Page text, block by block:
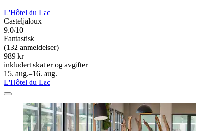
L'Hôtel du Lac
Casteljaloux
9,0/10
Fantastisk
(132 anmeldelser)
989 kr
inkludert skatter og avgifter
15. aug.–16. aug.
L'Hôtel du Lac